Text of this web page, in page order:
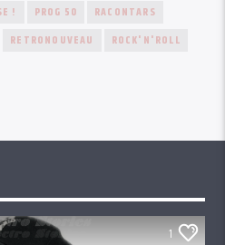
! PROG 50
RACONTARS
RETRONOUVEAU
ROCK'N'ROLL
1